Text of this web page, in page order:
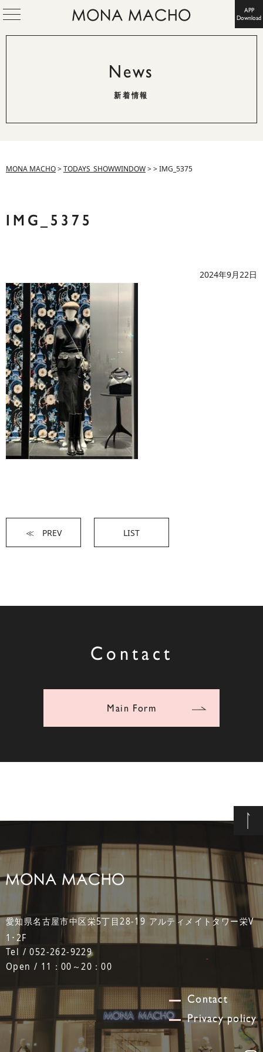
APP
Download
News
新着情報
MONA MACHO>TODAYS_SHOWWINDOW>>IMG_5375
IMG_5375
2024年9月22日
≪ PREV LIST
Contact
Main Form
愛知県名古屋市中区栄5丁目28-19 アルティメイトタワー栄V
1･2F
Tel / 052-262-9229
Open / 11：00～20：00
Contact
Privacy policy